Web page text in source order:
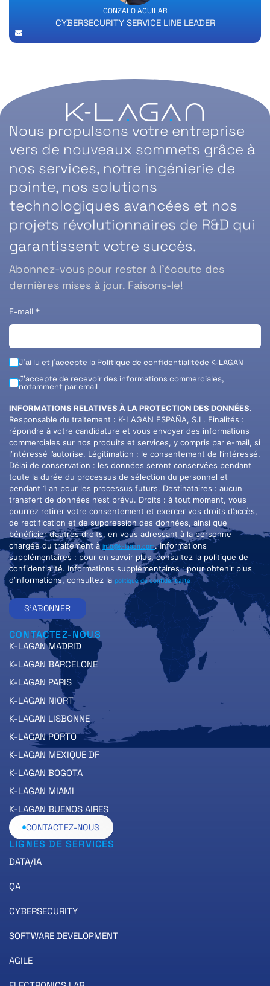
GONZALO AGUILAR
CYBERSECURITY SERVICE LINE LEADER
Nous propulsons votre entreprise
vers de nouveaux sommets grâce à
nos services, notre ingénierie de
pointe, nos solutions
technologiques avancées et nos
projets révolutionnaires de R&D qui
garantissent votre succès.
Abonnez-vous pour rester à l’écoute des
dernières mises à jour. Faisons-le!
E-mail *
J'ai lu et j'accepte la Politique de confidentialitéde K-LAGAN
J'accepte de recevoir des informations commerciales,
notamment par email
INFORMATIONS RELATIVES À LA PROTECTION DES DONNÉES.
Responsable du traitement : K-LAGAN ESPAÑA, S.L. Finalités :
répondre à votre candidature et vous envoyer des informations
commerciales sur nos produits et services, y compris par e-mail, si
l’intéressé l’autorise. Légitimation : le consentement de l’intéressé.
Délai de conservation : les données seront conservées pendant
toute la durée du processus de sélection du personnel et
pendant 1 an pour les processus futurs. Destinataires : aucun
transfert de données n’est prévu. Droits : à tout moment, vous
pourrez retirer votre consentement et exercer vos droits d’accès,
de rectification et de suppression des données, ainsi que
bénéficier d’autres droits, en vous adressant à la personne
chargée du traitement à info@k-lagan.com. Informations
supplémentaires : pour en savoir plus, consultez la politique de
confidentialité. Informations supplémentaires : pour obtenir plus
d’informations, consultez la politique de confidentialité
S'ABONNER
CONTACTEZ-NOUS
K-LAGAN MADRID
K-LAGAN BARCELONE
K-LAGAN PARIS
K-LAGAN NIORT
K-LAGAN LISBONNE
K-LAGAN PORTO
K-LAGAN MEXIQUE DF
K-LAGAN BOGOTA
K-LAGAN MIAMI
K-LAGAN BUENOS AIRES
CONTACTEZ-NOUS
LIGNES DE SERVICES
DATA/IA
QA
CYBERSECURITY
SOFTWARE DEVELOPMENT
AGILE